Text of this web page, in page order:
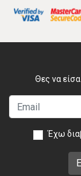
Θες να
Έχω